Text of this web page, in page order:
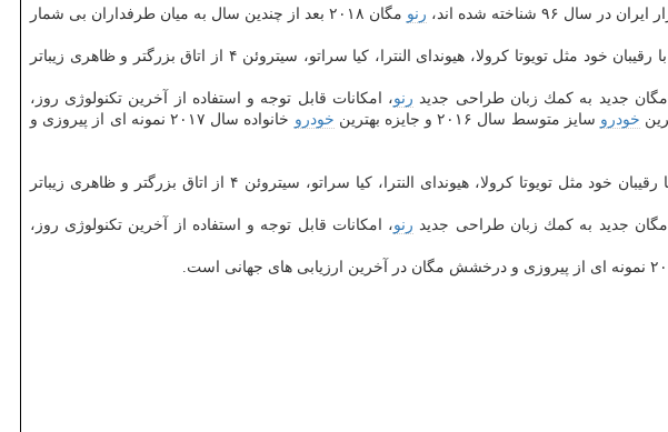
رنو
مگان ۲۰۱۸ بعد از چندین سال به میان طرفداران بی شمار
و در زمره موفق ترین و پرفروش ترین سدان های سایز متوسط دنیاست كه البته در مقایسه با رقیبان خود مثل تویوتا كرولا، هیوندای النترا، كیا سراتو، سیتروئن ۴ از اتاق بزرگتر و ظاهری زیباتر
مگان جدید به كمك زبان طراحی جدید رنو، امكانات قابل توجه و استفاده از آخرین تكنولوژی روز،
خودرو سایز متوسط سال ۲۰۱۶ و جایزه بهترین خودرو
خانواده سال ۲۰۱۷ نمونه ای از پیروزی و
و در زمره موفق ترین و پرفروش ترین سدانهای سایز متوسط دنیاست كه البته در مقایسه با رقیبان خود مثل تویوتا كرولا، هیوندای النترا، كیا سراتو، سیتروئن ۴ از اتاق بزرگتر و ظاهری زیباتر
مگان جدید به كمك زبان طراحی جدید رنو، امكانات قابل توجه و استفاده از آخرین تكنولوژی روز،